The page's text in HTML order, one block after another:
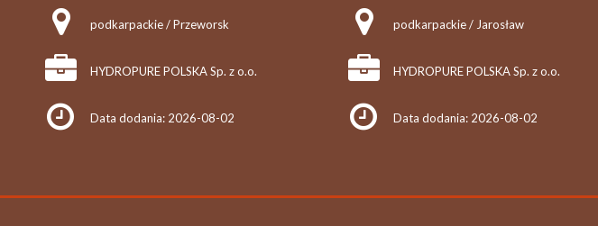
podkarpackie / Przeworsk
HYDROPURE POLSKA Sp. z o.o.
Data dodania: 2026-08-02
podkarpackie / Jarosław
HYDROPURE POLSKA Sp. z o.o.
Data dodania: 2026-08-02